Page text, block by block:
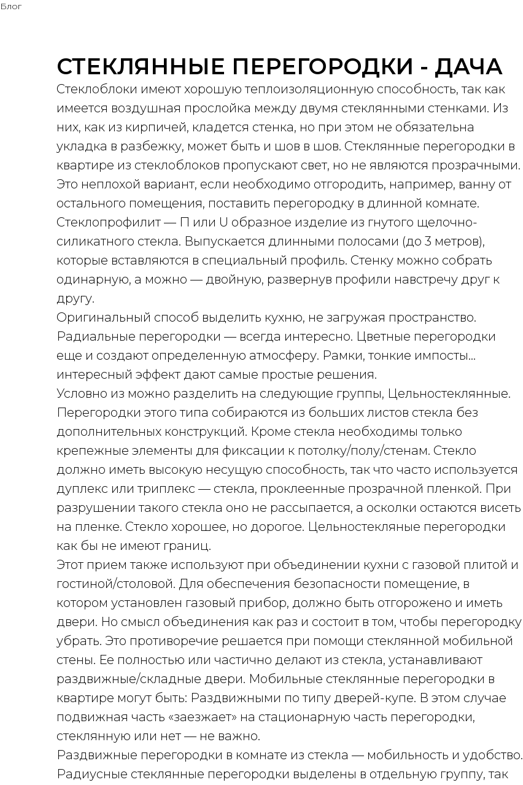
Блог
СТЕКЛЯННЫЕ ПЕРЕГОРОДКИ - ДАЧА
Стеклоблоки имеют хорошую теплоизоляционную способность, так как
имеется воздушная прослойка между двумя стеклянными стенками. Из
них, как из кирпичей, кладется стенка, но при этом не обязательна
укладка в разбежку, может быть и шов в шов. Стеклянные перегородки в
квартире из стеклоблоков пропускают свет, но не являются прозрачными.
Это неплохой вариант, если необходимо отгородить, например, ванну от
остального помещения, поставить перегородку в длинной комнате.
Стеклопрофилит — П или U образное изделие из гнутого щелочно-
силикатного стекла. Выпускается длинными полосами (до 3 метров),
которые вставляются в специальный профиль. Стенку можно собрать
одинарную, а можно — двойную, развернув профили навстречу друг к
другу.
Оригинальный способ выделить кухню, не загружая пространство.
Радиальные перегородки — всегда интересно. Цветные перегородки
еще и создают определенную атмосферу. Рамки, тонкие импосты…
интересный эффект дают самые простые решения.
Условно из можно разделить на следующие группы, Цельностеклянные.
Перегородки этого типа собираются из больших листов стекла без
дополнительных конструкций. Кроме стекла необходимы только
крепежные элементы для фиксации к потолку/полу/стенам. Стекло
должно иметь высокую несущую способность, так что часто используется
дуплекс или триплекс — стекла, проклеенные прозрачной пленкой. При
разрушении такого стекла оно не рассыпается, а осколки остаются висеть
на пленке. Стекло хорошее, но дорогое. Цельностекляные перегородки
как бы не имеют границ.
Этот прием также используют при объединении кухни с газовой плитой и
гостиной/столовой. Для обеспечения безопасности помещение, в
котором установлен газовый прибор, должно быть отгорожено и иметь
двери. Но смысл объединения как раз и состоит в том, чтобы перегородку
убрать. Это противоречие решается при помощи стеклянной мобильной
стены. Ее полностью или частично делают из стекла, устанавливают
раздвижные/складные двери. Мобильные стеклянные перегородки в
квартире могут быть: Раздвижными по типу дверей-купе. В этом случае
подвижная часть «заезжает» на стационарную часть перегородки,
стеклянную или нет — не важно.
Раздвижные перегородки в комнате из стекла — мобильность и удобство.
Радиусные стеклянные перегородки выделены в отдельную группу, так